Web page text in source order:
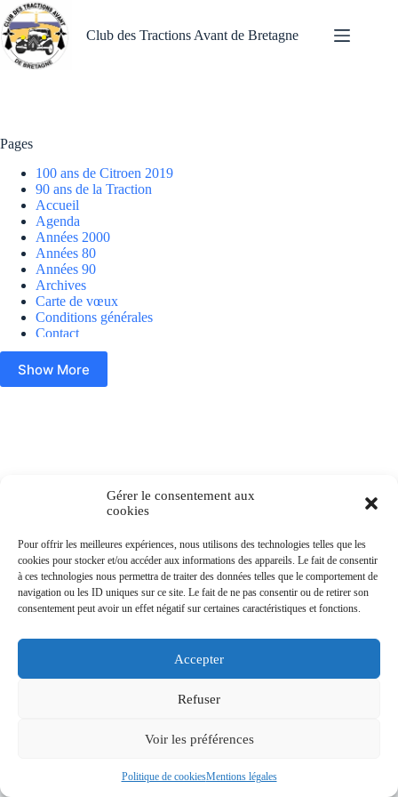
Gérer le consentement aux
cookies
Pour offrir les meilleures expériences, nous utilisons des technologies telles que les
cookies pour stocker et/ou accéder aux informations des appareils. Le fait de consentir
à ces technologies nous permettra de traiter des données telles que le comportement de
navigation ou les ID uniques sur ce site. Le fait de ne pas consentir ou de retirer son
consentement peut avoir un effet négatif sur certaines caractéristiques et fonctions.
Accepter
Refuser
Voir les préférences
Politique de cookiesMentions légales
Passer
au
contenu
Club des Tractions Avant de Bretagne
Pages
100 ans de Citroen 2019
90 ans de la Traction
Accueil
Agenda
Années 2000
Années 80
Années 90
Archives
Carte de vœux
Conditions générales
Contact
Dans la presse
Espace adhérents
Politique de cookies (UE)
Rallye 2020 Dinan
Rallye 2023 La pointe Bretagne Nord et les abers
Rallye 2025
Recensement
Sortie 2022 Carentoir
Sortie 2023 Machecoul
Vidéos
Show More
Nombre de visites
550987
L
Facebook YouTube
Instagram
Copyright © 2026 - Club Tractions Avant de Bretagne.
Conditions générales
Mentions légales